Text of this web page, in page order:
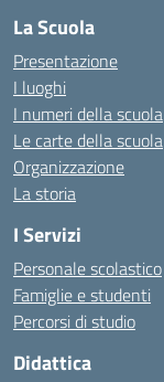
La Scuola
Presentazione
I luoghi
I numeri della scuola
Le carte della scuola
Organizzazione
La storia
I Servizi
Personale scolastico
Famiglie e studenti
Percorsi di studio
Didattica